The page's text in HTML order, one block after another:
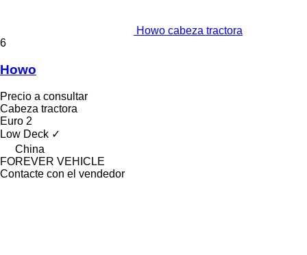
Howo cabeza tractora
6
Howo
Precio a consultar
Cabeza tractora
Euro 2
Low Deck ✓
China
FOREVER VEHICLE
Contacte con el vendedor